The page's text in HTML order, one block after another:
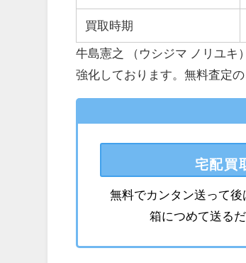
買取時期
牛島憲之 （ウシジマ ノリユ
強化しております。無料査定
宅配買
無料でカンタン送って
箱につめて送るだ